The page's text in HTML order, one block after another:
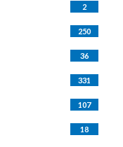
2
250
36
331
107
18